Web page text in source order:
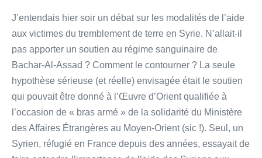
J’entendais hier soir un débat sur les modalités de l’aide
aux victimes du tremblement de terre en Syrie. N’allait-il
pas apporter un soutien au régime sanguinaire de
Bachar-Al-Assad ? Comment le contourner ? La seule
hypothèse sérieuse (et réelle) envisagée était le soutien
qui pouvait être donné à l’Œuvre d’Orient qualifiée à
l’occasion de « bras armé » de la solidarité du Ministère
des Affaires Étrangères au Moyen-Orient (sic !). Seul, un
Syrien, réfugié en France depuis des années, essayait de